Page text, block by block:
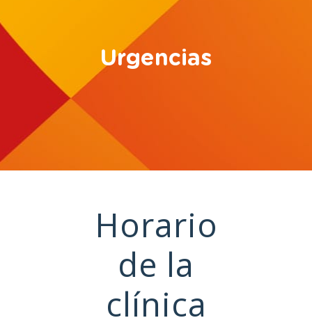
Urgencias
Horario
de la
clínica